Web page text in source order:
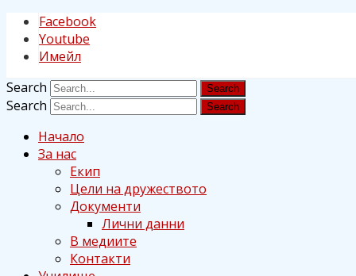
Facebook
Youtube
Имейл
Search
Search
Начало
За нас
Екип
Цели на дружеството
Документи
Лични данни
В медиите
Контакти